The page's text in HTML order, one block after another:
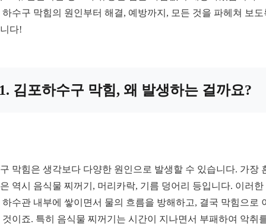
하수구 막힘의 원인부터 해결, 예방까지, 모든 것을 파헤쳐 보도
다!
김포하수구 막힘, 왜 발생하는 걸까요?
막힘은 생각보다 다양한 원인으로 발생할 수 있습니다. 가장
역시 음식물 찌꺼기, 머리카락, 기름 덩어리 등입니다. 이러한
하수관 내부에 쌓이면서 물의 흐름을 방해하고, 결국 막힘으로
것이죠. 특히 음식물 찌꺼기는 시간이 지나면서 부패하여 악취